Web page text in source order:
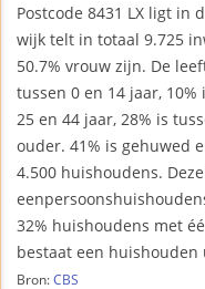
Postcode 8431 LX ligt in
wijk telt in totaal 9.725
50.7% vrouw zijn. De
tussen 0 en 14 jaar,
25 en 44 jaar, 28% is
ouder. 41% is gehuwed
4.500 huishoudens.
32% huishoudens met
bestaat een huishouden
Bron: CBS